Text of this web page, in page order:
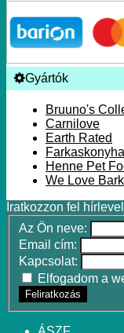
Gyártók
Bruuno's
Carnilove
Earth Rated
Farkaskonyha
Henne Pet
We Love Bark
Iratkozzon fel
Az Ön neve:
Email cím:
Kapcsolat:
Elfogadom a
Feliratkozás